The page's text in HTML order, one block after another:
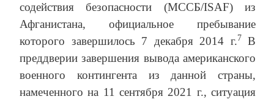
содействия безопасности (МССБ/ISAF) из
Афганистана, официальное пребывание
которого завершилось 7 декабря 2014 г.7
В
преддверии завершения вывода американского
военного контингента из данной страны,
намеченного на 11 сентября 2021 г., ситуация